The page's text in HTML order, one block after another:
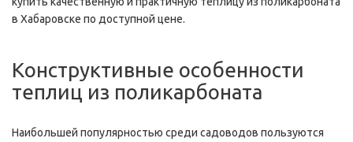
в Хабаровске по доступной цене.
Конструктивные особенности
теплиц из поликарбоната
Наибольшей популярностью среди садоводов пользуются